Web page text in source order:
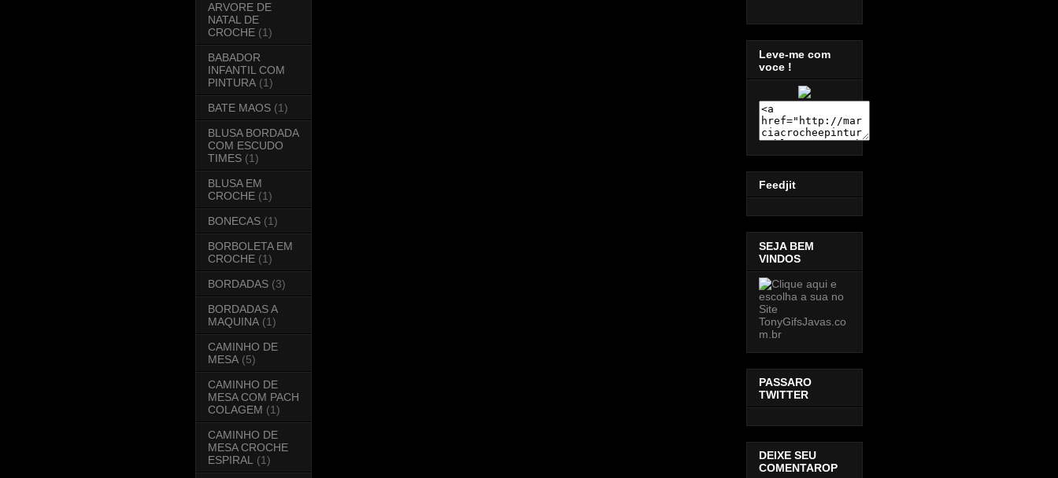
ARVORE DE
NATAL DE
CROCHE (1)
BABADOR
INFANTIL COM
PINTURA (1)
BATE MAOS (1)
BLUSA BORDADA
COM ESCUDO
TIMES (1)
BLUSA EM
CROCHE (1)
BONECAS (1)
BORBOLETA EM
CROCHE (1)
BORDADAS (3)
BORDADAS A
MAQUINA (1)
CAMINHO DE
MESA (5)
CAMINHO DE
MESA COM PACH
COLAGEM (1)
CAMINHO DE
MESA CROCHE
ESPIRAL
(1)
Leve-me com
voce !
Feedjit
SEJA BEM
VINDOS
PASSARO
TWITTER
DEIXE SEU
COMENTAROP